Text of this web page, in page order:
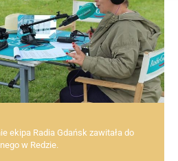
ekipa Radia Gdańsk zawitała do
w Redzie.